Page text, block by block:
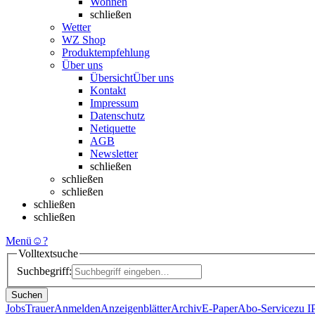
schließen
Wetter
WZ Shop
Produktempfehlung
Über uns
ÜbersichtÜber uns
Kontakt
Impressum
Datenschutz
Netiquette
AGB
Newsletter
schließen
schließen
schließen
schließen
schließen
Menü ☺?
Volltextsuche
Suchbegriff:
Suchen
JobsTrauerAnmeldenAnzeigenblätterArchivE-PaperAbo-Servicezu